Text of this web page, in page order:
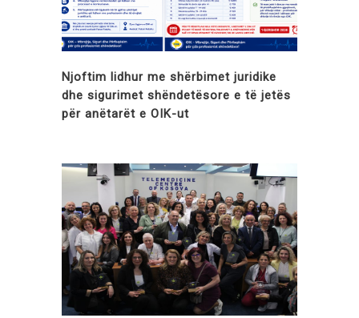
Njoftim lidhur me shërbimet juridike
dhe sigurimet shëndetësore e të jetës
për anëtarët e OIK-ut